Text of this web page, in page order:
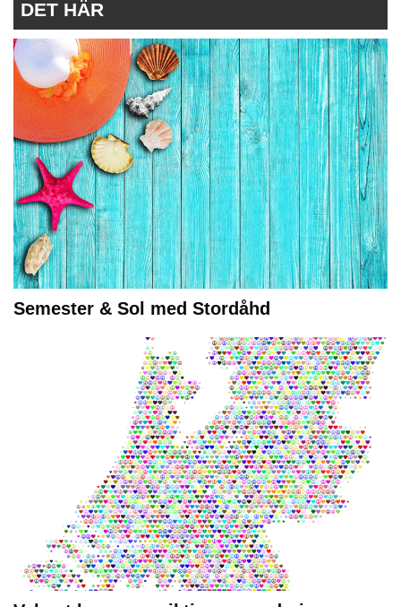
DET HÄR
Semester & Sol med Stordåhd